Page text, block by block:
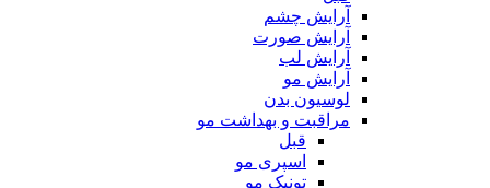
آرایش چشم
آرایش صورت
آرایش لب
آرایش مو
لوسیون بدن
مراقبت و بهداشت مو
قبل
اسپری مو
تونیک مو